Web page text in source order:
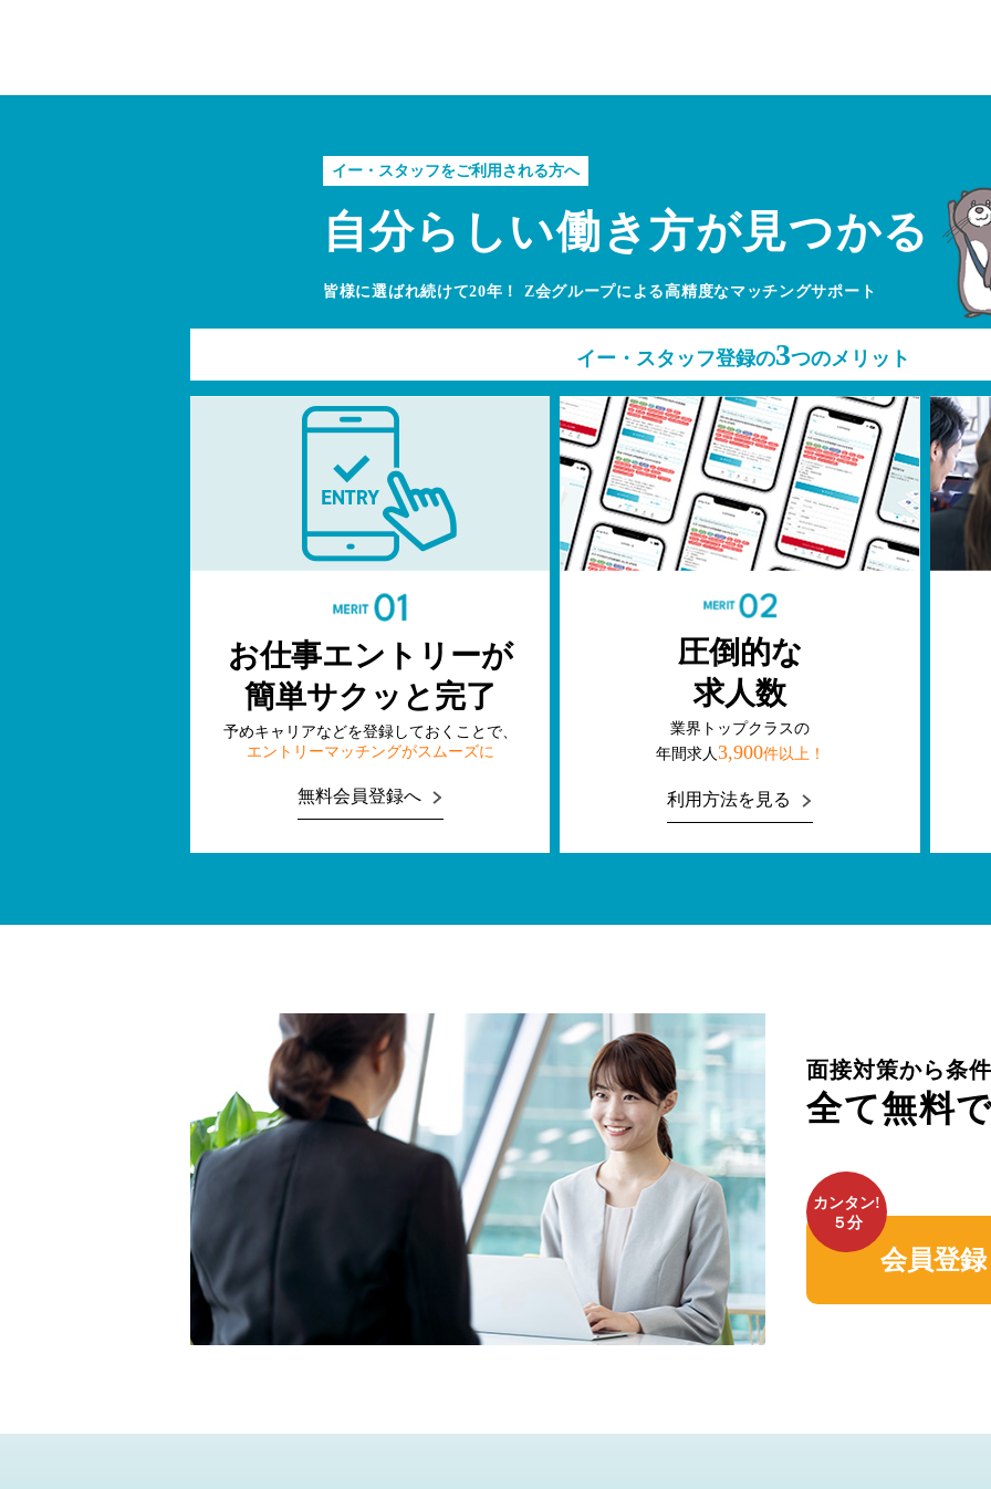
イー・スタッフをご利用される方へ
自分らしい働き方が見つかる
皆様に選ばれ続けて20年！ Z会グループによる高精度なマッチングサポート
イー・スタッフ登録の3つのメリット
お仕事エントリーが
簡単サクッと完了
予めキャリアなどを登録しておくことで、
エントリーマッチングがスムーズに
無料会員登録へ
圧倒的な
求人数
業界トップクラスの
年間求⼈3,900件以上！
利用方法を見る
面接対策から条
全て無料
カンタン!
５分
会員登